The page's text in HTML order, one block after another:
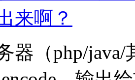
来啊？
器（php/